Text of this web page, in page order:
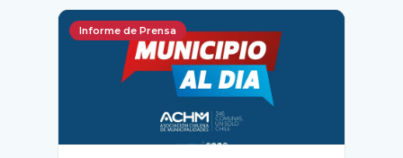
Informe de Prensa